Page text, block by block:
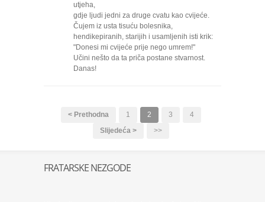
utjeha,
gdje ljudi jedni za druge cvatu kao cvijeće.
Čujem iz usta tisuću bolesnika,
hendikepiranih, starijih i usamljenih isti krik:
"Donesi mi cvijeće prije nego umrem!"
Učini nešto da ta priča postane stvarnost.
Danas!
< Prethodna 1 2 3
4
Slijedeća >
>>
FRATARSKE NEZGODE